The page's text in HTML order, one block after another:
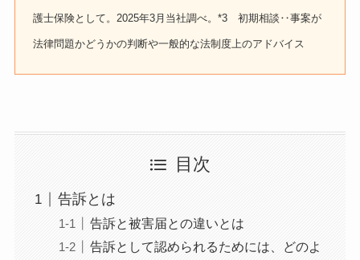
護士保険として。2025年3月当社調べ。*3 初期相談‥事案が
法律問題かどうかの判断や一般的な法制度上のアドバイス
目次
告訴とは
告訴と被害届との違いとは
告訴として認められるためには、どのよ